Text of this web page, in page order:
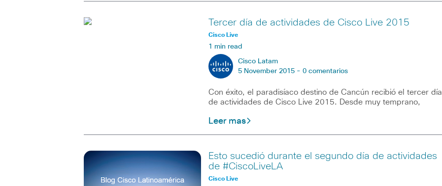
Tercer día de actividades de Cisco Live 2015
Cisco Live
1 min read
Cisco Latam
5 November 2015 - 0 comentarios
Con éxito, el paradisíaco destino de Cancún recibió el tercer día
de actividades de Cisco Live 2015. Desde muy temprano,
Leer mas
Esto sucedió durante el segundo día de actividades
de #CiscoLiveLA
Cisco Live